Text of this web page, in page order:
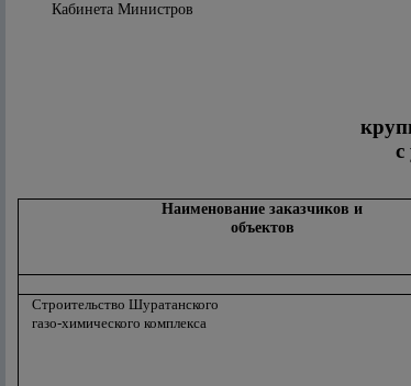
Кабинета Министров
с
Наименование заказчиков и
объектов
Строительство Шуратанского
газо-химического комплекса